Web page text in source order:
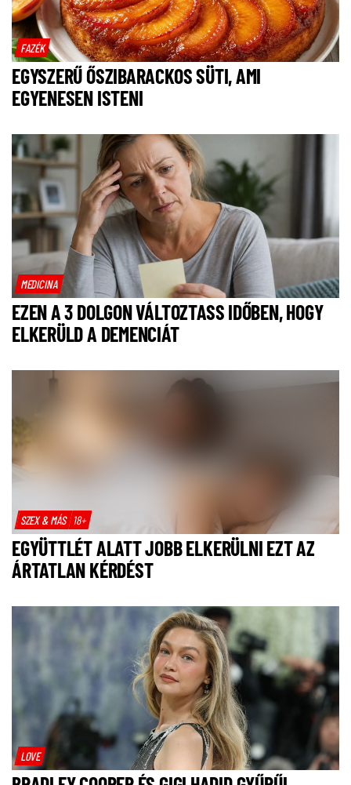
FAZÉK
EGYSZERŰ ŐSZIBARACKOS SÜTI, AMI
EGYENESEN ISTENI
MEDICINA
EZEN A 3 DOLGON VÁLTOZTASS IDŐBEN, HOGY
ELKERÜLD A DEMENCIÁT
SZEX & MÁS 18+
EGYÜTTLÉT ALATT JOBB ELKERÜLNI EZT AZ
ÁRTATLAN KÉRDÉST
LOVE